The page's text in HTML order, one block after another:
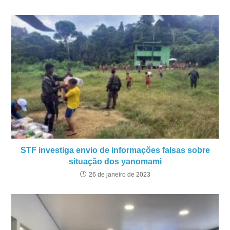
STF investiga envio de informações falsas sobre
situação dos yanomami
26 de janeiro de 2023